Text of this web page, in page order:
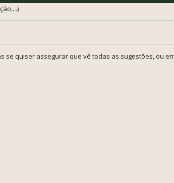
se quiser assegurar que vê todas as sugestões, ou